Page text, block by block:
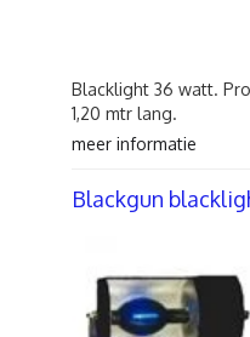
Blacklight 36 watt.
1,20 mtr lang.
meer informatie
Blackgun